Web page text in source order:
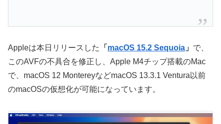
Appleは本日リリースした 「 macOS 15.2 Sequoia 」 で、
このAVFの不具合を修正し、Apple M4チップ搭載のMac
で、macOS 12 MontereyなどmacOS 13.3.1 Ventura以前
のmacOSの仮想化が可能になっています。